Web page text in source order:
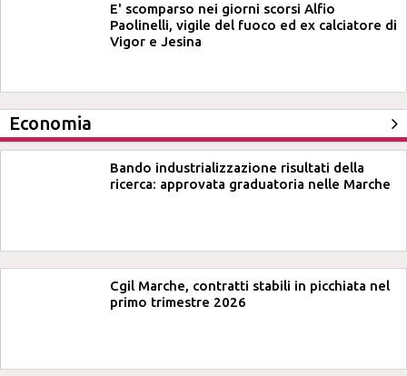
E' scomparso nei giorni scorsi Alfio
Paolinelli, vigile del fuoco ed ex calciatore di
Vigor e Jesina
Economia
Bando industrializzazione risultati della
ricerca: approvata graduatoria nelle Marche
Cgil Marche, contratti stabili in picchiata nel
primo trimestre 2026